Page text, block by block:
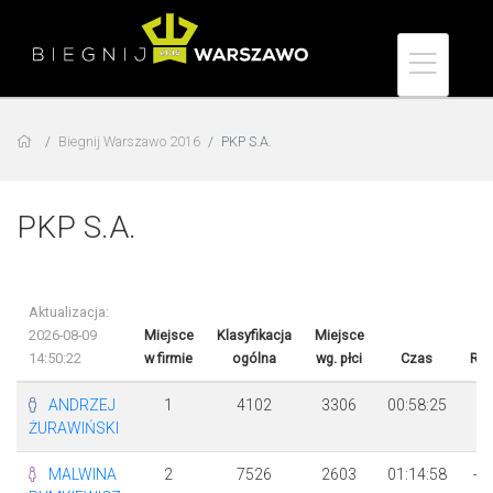
Biegnij Warszawo 2016 PKP S.A.
PKP S.A.
Aktualizacja:
2026-08-09
14:50:22
Miejsce
w firmie
Klasyfikacja
ogólna
Miejsce
wg. płci
Czas
ANDRZEJ
ŻURAWIŃSKI
1 4102 3306 00:58:25
MALWINA
2 7526 2603 01:14:58
+